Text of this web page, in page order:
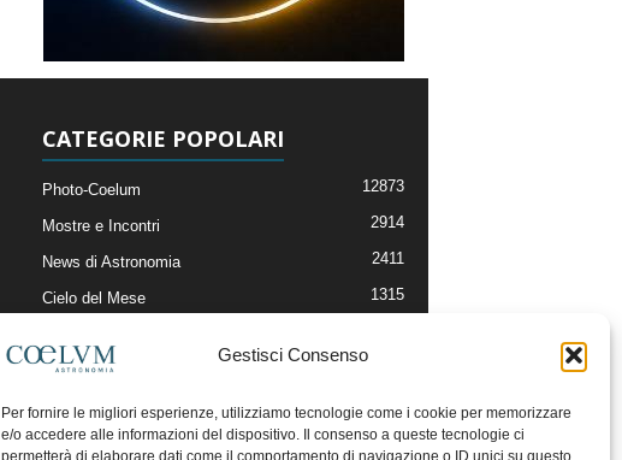
Gestisci Consenso
Per fornire le migliori esperienze, utilizziamo tecnologie come i cookie per memorizzare
e/o accedere alle informazioni del dispositivo. Il consenso a queste tecnologie ci
permetterà di elaborare dati come il comportamento di navigazione o ID unici su questo
CATEGORIE POPOLARI
Photo-Coelum 12873
Mostre e Incontri 2914
News di Astronomia 2411
Cielo del Mese 1315
Articoli e Risorse On-Line
Il Blog della Redazione